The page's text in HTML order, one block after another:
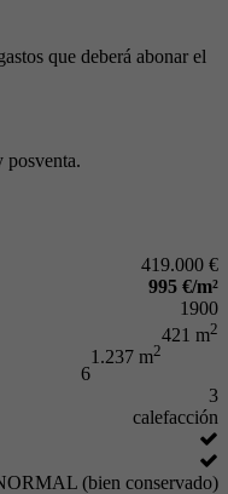
que deberá abonar el
posventa.
419.000 €
995 €/m²
1900
421 m2
1.237 m2
6
3
calefacción
(bien conservado)